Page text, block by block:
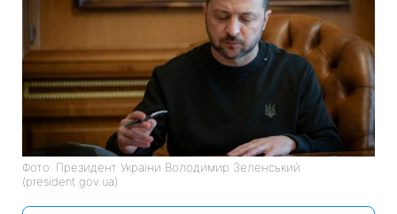
Фото: Президент України Володимир Зеленський
(president.gov.ua)